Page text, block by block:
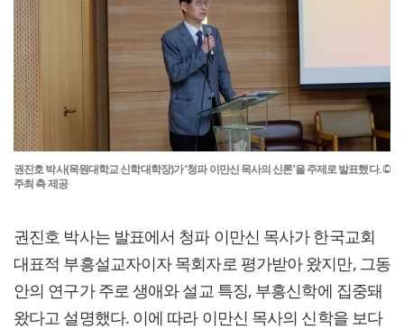
권진호 박사(목원대학교 신학대학장)가 ‘청파 이만신 목사의 신론’을 주제로 발표했다. ©
주최 측 제공
권진호 박사는 발표에서 청파 이만신 목사가 한국교회
대표적 부흥설교자이자 목회자로 평가받아 왔지만, 그동
안의 연구가 주로 생애와 설교 특징, 부흥신학에 집중돼
왔다고 설명했다. 이에 따라 이만신 목사의 신학을 보다